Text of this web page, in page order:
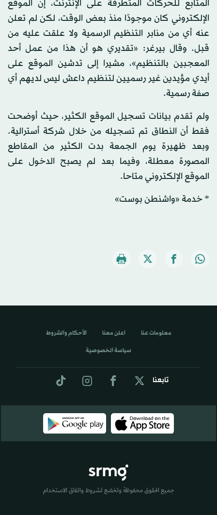
المتابع للحركات المتطرفة على الإنترنت، إن الموقع
الإلكتروني كان موجودًا منذ بعض الوقت، لكن لم تعلن
عنه أي من منابر التنظيم الرسمية ولا علقت عليه من
قبل. وقال بيرغر: «تقديري هو أن هذا من عمل أحد
المعجبين بالتنظيم»، مشيرا إلى تدشين الموقع على
أيدي مؤيدين غير رسميين لتنظيم داعش ليس لديهم أي
صفة رسمية.
ولم تقدم بيانات تسجيل الموقع الكثير، حيث أوضحت
فقط أن النطاق تم تسجيله من خلال شركة أسترالية.
وبعد ظهيرة يوم الجمعة بدت الكثير من المقاطع
المصورة معطلة، وفيما بعد لم يصبح الدخول على
الموقع الإلكتروني متاحا.
* خدمة «واشنطن بوست»
تابعنا
معلومات عنا اعلن معنا الأحكام والشروط
سياسة الخصوصية
جميع الحقوق محفوظة وتخضع لشروط واتفاق الاستخدام